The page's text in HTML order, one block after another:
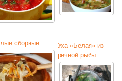
сборные
Уха «Белая» из
речной рыбы